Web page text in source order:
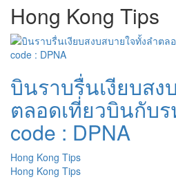
Hong Kong Tips
บินราบรื่นเงียบสง
ตลอดเที่ยวบินกับ
code : DPNA
Hong Kong Tips
Hong Kong Tips